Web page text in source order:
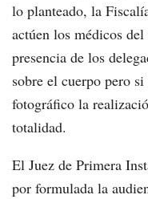
lo planteado, la
actúen los médicos
presencia de los
sobre el cuerpo pero
fotográfico la
totalidad.
El Juez de Primera
por formulada la